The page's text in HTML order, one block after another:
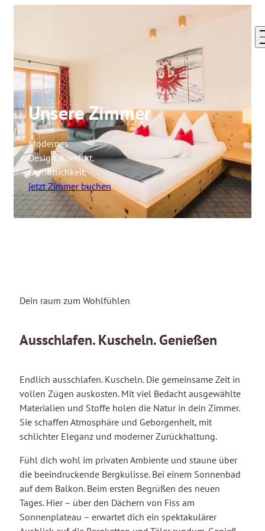
Unsere Zimmer
Modernes
Design. Komfort.
Gemütlichkeit.
jetzt Zimmer buchen
SAUNAOASE
PHILOSOPHIE
BILDERGALERIE
+43 5476 53545
info@frommes.at
Anfragen
Buchen
Ausschlafen. Kuscheln. Genießen
Dein raum zum Wohlfühlen
Endlich ausschlafen. Kuscheln. Die gemeinsame Zeit in
vollen Zügen auskosten. Mit viel Bedacht ausgewählte
Materialien und Stoffe holen die Natur in dein Zimmer.
Sie schaffen Atmosphäre und Geborgenheit, mit
schlichter Eleganz und moderner Zurückhaltung.
Fühl dich wohl im privaten Ambiente und staune über
die beeindruckende Bergkulisse. Bei einem Sonnenbad
auf dem Balkon. Beim ersten Begrüßen des neuen
Tages. Hier – über den Dächern von Fiss am
Sonnenplateau – erwartet dich ein spektakulärer